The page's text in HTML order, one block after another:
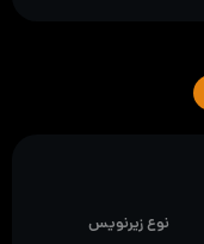
نوع زیرنویس